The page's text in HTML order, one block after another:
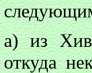
а) из
откуда